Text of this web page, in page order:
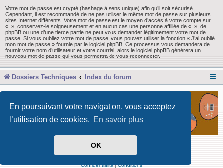
En poursuivant votre navigation, vous acceptez
l’utilisation de cookies. En savoir plus
OK
Votre mot de passe est crypté (hashage à sens unique) afin qu’il soit sécurisé.
Cependant, il est recommandé de ne pas utiliser le même mot de passe sur plusieurs
sites Internet différents. Votre mot de passe est le moyen d’accès à votre compte sur
« », conservez-le soigneusement et en aucun cas une personne affiliée de « », de
phpBB ou une d’une tierce partie ne peut vous demander légitimement votre mot de
passe. Si vous oubliez votre mot de passe, vous pouvez utiliser la fonction « J’ai oublié
mon mot de passe » fournie par le logiciel phpBB. Ce processus vous demandera de
fournir votre nom d’utilisateur et votre courriel, alors le logiciel phpBB générera un
nouveau mot de passe qui vous permettra de vous reconnecter.
Dossiers Techniques Index du forum
Développé par Forum Software © phpBB Limited
Traduit par phpBB-fr
Confidentialité|Conditions